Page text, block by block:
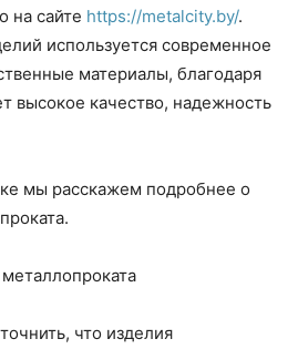
на сайте https://metalcity.by/.
используется современное
материалы, благодаря
высокое качество, надежность
мы расскажем подробнее о
что изделия